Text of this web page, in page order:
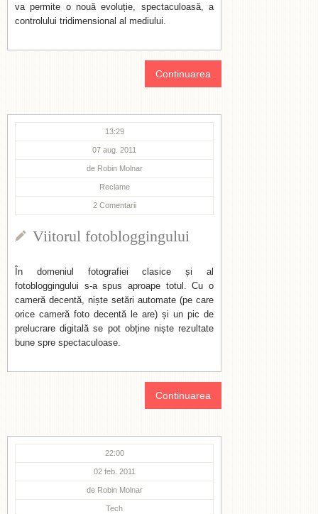
va permite o nouă evoluție, spectaculoasă, a
controlului tridimensional al mediului.
Continuarea
13:29
07 aug. 2011
de Robin Molnar
Reclame
2 Comentarii
Viitorul fotobloggingului
În domeniul fotografiei clasice și al
fotobloggingului s-a spus aproape totul. Cu o
cameră decentă, niște setări automate (pe care
orice cameră foto decentă le are) și un pic de
prelucrare digitală se pot obține niște rezultate
bune spre spectaculoase.
Continuarea
22:00
02 feb. 2011
de Robin Molnar
Tech